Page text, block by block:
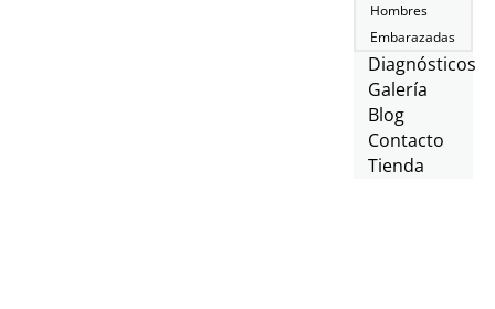
Hombres
Embarazadas
Diagnósticos
Galería
Blog
Contacto
Tienda